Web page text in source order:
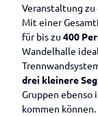
Veranstaltung
Mit einer
für bis zu 400
Wandelhalle
drei kleinere
Gruppen ebenso
kommen können.